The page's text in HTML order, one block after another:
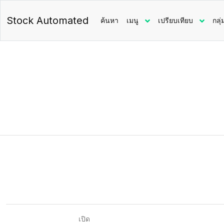
Stock Automated ค้นหา เมนู เปรียบเทียบ กลุ่
เปิด